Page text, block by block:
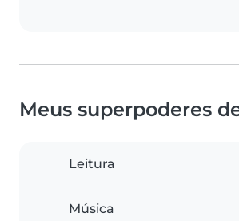
Meus superpoderes
Leitura
Música